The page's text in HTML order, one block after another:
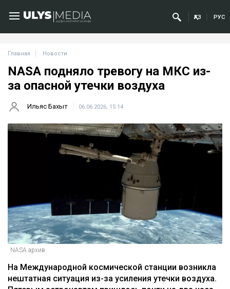
ҚАЗ РУС
Главная Новости
NASA подняло тревогу на МКС из-
за опасной утечки воздуха
Ильяс Бахыт 06.06.2026, 15:14
NASA архив
На Международной космической станции возникла
нештатная ситуация из-за усиления утечки воздуха.